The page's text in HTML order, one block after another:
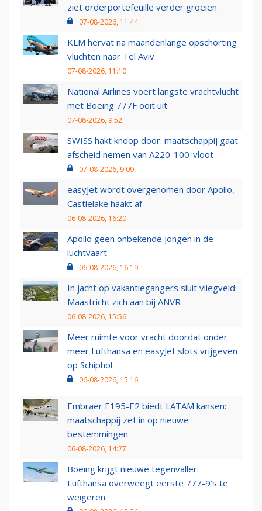
ziet orderportefeuille verder groeien
07-08-2026, 11:44
KLM hervat na maandenlange opschorting
vluchten naar Tel Aviv
07-08-2026, 11:10
National Airlines voert langste vrachtvlucht
met Boeing 777F ooit uit
07-08-2026, 9:52
SWISS hakt knoop door: maatschappij gaat
afscheid nemen van A220-100-vloot
07-08-2026, 9:09
easyJet wordt overgenomen door Apollo,
Castlelake haakt af
06-08-2026, 16:20
Apollo geen onbekende jongen in de
luchtvaart
06-08-2026, 16:19
In jacht op vakantiegangers sluit vliegveld
Maastricht zich aan bij ANVR
06-08-2026, 15:56
Meer ruimte voor vracht doordat onder
meer Lufthansa en easyJet slots vrijgeven
op Schiphol
06-08-2026, 15:16
Embraer E195-E2 biedt LATAM kansen:
maatschappij zet in op nieuwe
bestemmingen
06-08-2026, 14:27
Boeing krijgt nieuwe tegenvaller:
Lufthansa overweegt eerste 777-9’s te
weigeren